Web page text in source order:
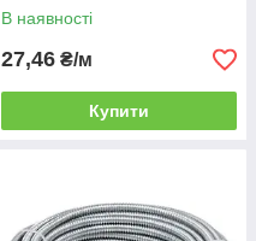
В наявності
27,46 ₴/м
Купити